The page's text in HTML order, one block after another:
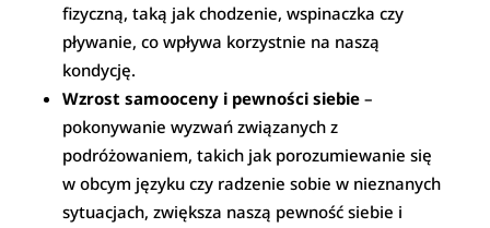
fizyczną, taką jak chodzenie, wspinaczka czy
pływanie, co wpływa korzystnie na naszą
kondycję.
Wzrost samooceny i pewności siebie –
pokonywanie wyzwań związanych z
podróżowaniem, takich jak porozumiewanie się
w obcym języku czy radzenie sobie w nieznanych
sytuacjach, zwiększa naszą pewność siebie i